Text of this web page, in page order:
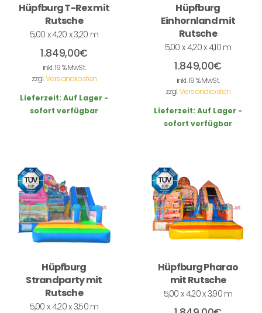
Hüpfburg T-Rex mit
Rutsche
5,00 x 4,20 x 3,20 m
1.849,00€
inkl. 19 % MwSt.
zzgl.Versandkosten
Lieferzeit: Auf Lager -
sofort verfügbar
Hüpfburg
Einhornland mit
Rutsche
5,00 x 4,20 x 4,10 m
1.849,00€
inkl. 19 % MwSt.
zzgl.Versandkosten
Lieferzeit: Auf Lager -
sofort verfügbar
Hüpfburg
Strandparty mit
Rutsche
5,00 x 4,20 x 3,50 m
Hüpfburg Pharao
mit Rutsche
5,00 x 4,20 x 3,90 m